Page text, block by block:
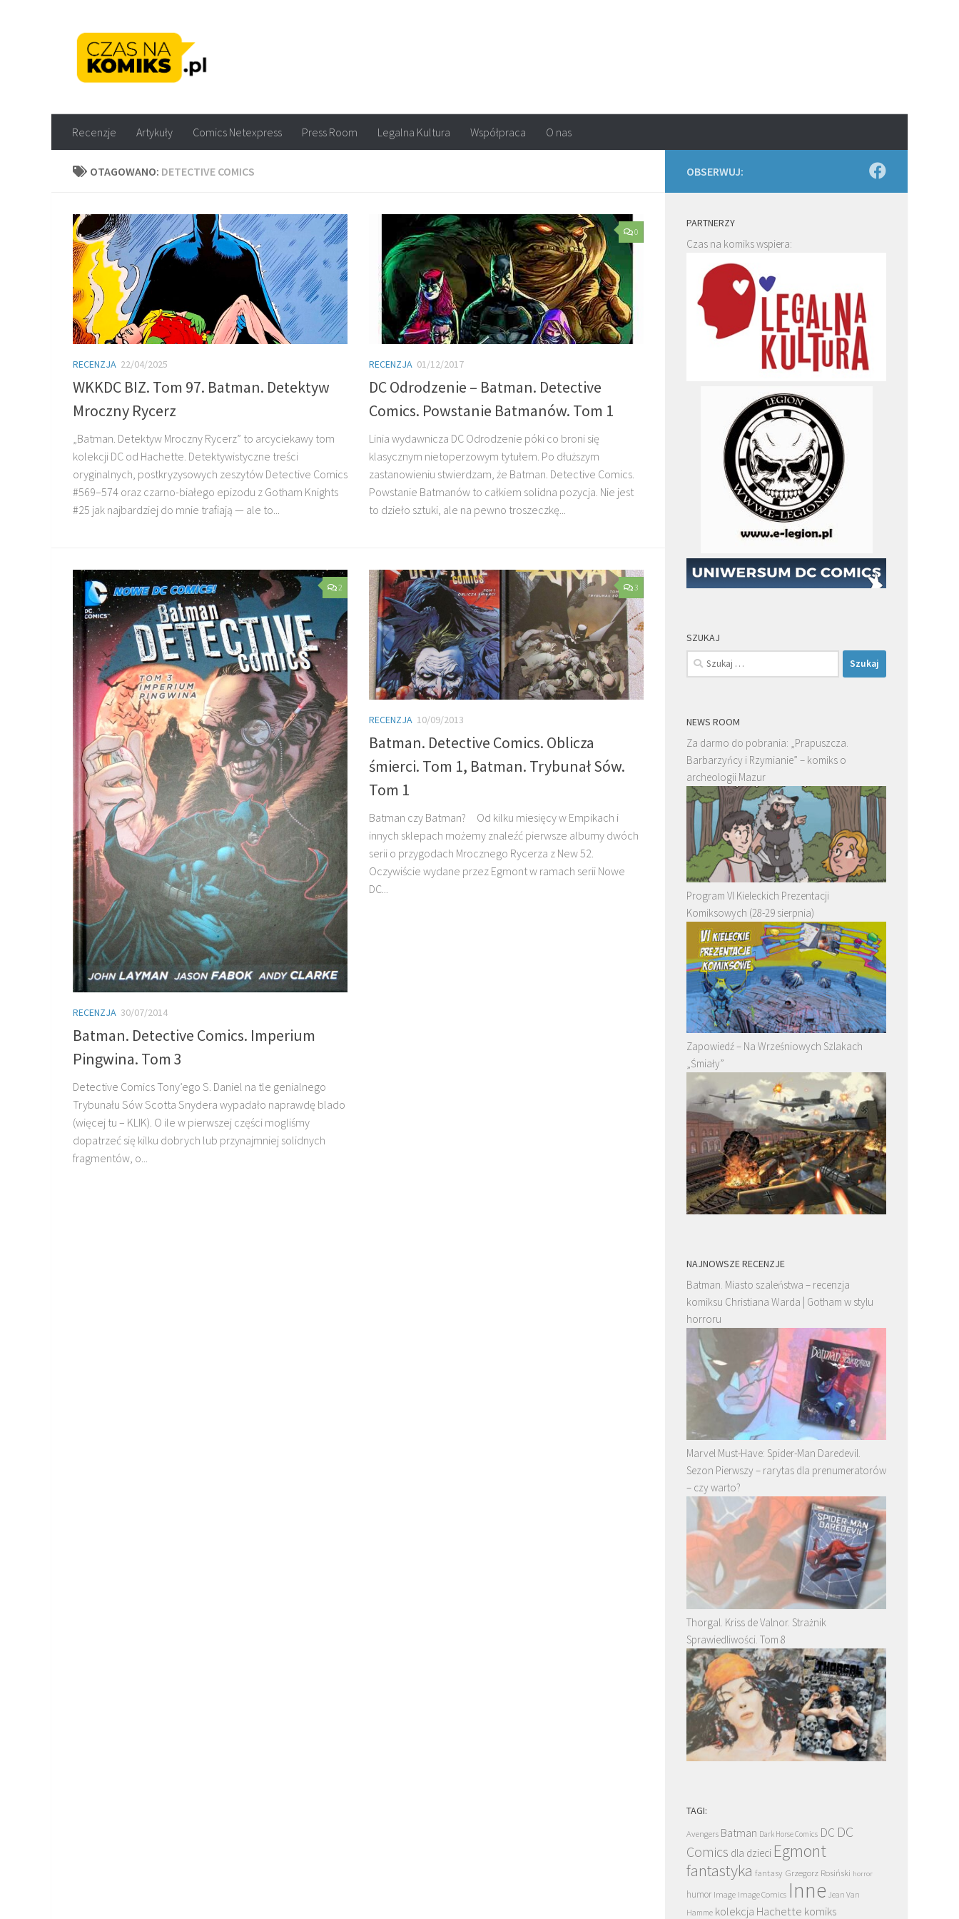
Recenzje Artykuły Comics Netexpress Press Room Legalna Kultura Współpraca O nas
OTAGOWANO: DETECTIVE COMICS
RECENZJA 22/04/2025
WKKDC BIZ. Tom 97. Batman. Detektyw
Mroczny Rycerz
„Batman. Detektyw Mroczny Rycerz” to arcyciekawy tom
kolekcji DC od Hachette. Detektywistyczne treści
oryginalnych, postkryzysowych zeszytów Detective Comics
#569–574 oraz czarno-białego epizodu z Gotham Knights
#25 jak najbardziej do mnie trafiają — ale to...
0
RECENZJA 01/12/2017
DC Odrodzenie – Batman. Detective
Comics. Powstanie Batmanów. Tom 1
Linia wydawnicza DC Odrodzenie póki co broni się
klasycznym nietoperzowym tytułem. Po dłuższym
zastanowieniu stwierdzam, że Batman. Detective Comics.
Powstanie Batmanów to całkiem solidna pozycja. Nie jest
to dzieło sztuki, ale na pewno troszeczkę...
2
RECENZJA 30/07/2014
Batman. Detective Comics. Imperium
Pingwina. Tom 3
Detective Comics Tony’ego S. Daniel na tle genialnego
Trybunału Sów Scotta Snydera wypadało naprawdę blado
(więcej tu – KLIK). O ile w pierwszej części mogliśmy
dopatrzeć się kilku dobrych lub przynajmniej solidnych
fragmentów, o...
3
RECENZJA 10/09/2013
Batman. Detective Comics. Oblicza
śmierci. Tom 1, Batman. Trybunał Sów.
Tom 1
Batman czy Batman? Od kilku miesięcy w Empikach i
innych sklepach możemy znaleźć pierwsze albumy dwóch
serii o przygodach Mrocznego Rycerza z New 52.
Oczywiście wydane przez Egmont w ramach serii Nowe
DC...
OBSERWUJ:
PARTNERZY
Czas na komiks wspiera:
SZUKAJ
Szukaj:
NEWS ROOM
Za darmo do pobrania: „Prapuszcza.
Barbarzyńcy i Rzymianie” – komiks o
archeologii Mazur
Program VI Kieleckich Prezentacji
Komiksowych (28-29 sierpnia)
Zapowiedź – Na Wrześniowych Szlakach
„Śmiały”
NAJNOWSZE RECENZJE
Batman. Miasto szaleństwa – recenzja
komiksu Christiana Warda | Gotham w stylu
horroru
Marvel Must-Have: Spider-Man Daredevil.
Sezon Pierwszy – rarytas dla prenumeratorów
– czy warto?
Thorgal. Kriss de Valnor. Strażnik
Sprawiedliwości. Tom 8
TAGI:
Avengers Batman Dark Horse Comics DC DC
Comics dla dzieci Egmont
fantastyka fantasy Grzegorz Rosiński horror
humor Image Image Comics Inne Jean Van
Hamme kolekcja Hachette komiks